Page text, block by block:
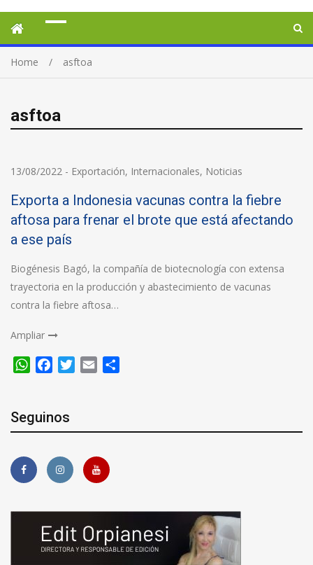
Home asftoa
asftoa
13/08/2022 - Exportación, Internacionales, Noticias
Exporta a Indonesia vacunas contra la fiebre
aftosa para frenar el brote que está afectando
a ese país
Biogénesis Bagó, la compañía de biotecnología con extensa
trayectoria en la producción y abastecimiento de vacunas
contra la fiebre aftosa…
Ampliar
WhatsApp
FacebookTwitter
Email
Seguinos